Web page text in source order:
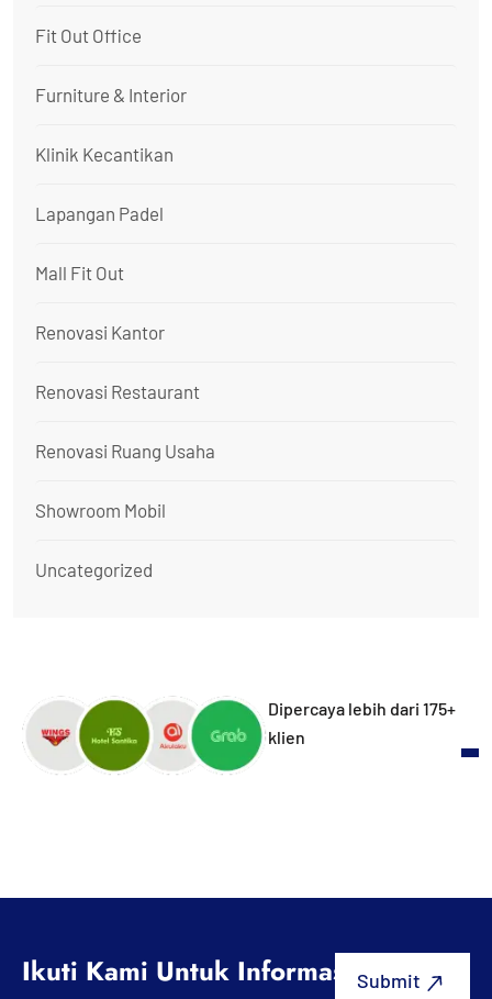
Fit Out Office
Furniture & Interior
Klinik Kecantikan
Lapangan Padel
Mall Fit Out
Renovasi Kantor
Renovasi Restaurant
Renovasi Ruang Usaha
Showroom Mobil
Uncategorized
Dipercaya lebih dari 175+
klien
Ikuti Kami Untuk Informasi Terbaru